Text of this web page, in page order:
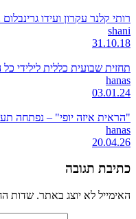
רותי קלנר עקרון ועידו
shani
31.10.18
תחזית שבועית כללית לילידי כל
hanas
03.01.24
"הראית איזה יופי" – נפתחה
hanas
20.04.26
כתיבת תגובה
האימייל לא יוצג באתר. שדות